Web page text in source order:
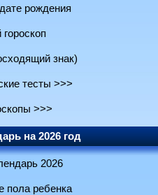
рождения
знак)
тесты >>>
>>>
на 2026 год
2026
пола ребенка